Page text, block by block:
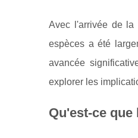
Avec l'arrivée de la
espèces a été
avancée
explorer les
Qu'est-ce que